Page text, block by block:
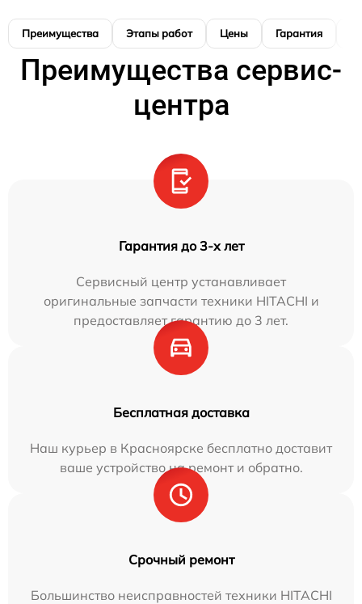
Преимущества Этапы работ Цены Гарантия
Преимущества сервис-
центра
Гарантия до 3-х лет
Сервисный центр устанавливает
оригинальные запчасти техники HITACHI и
предоставляет гарантию до 3 лет.
Бесплатная доставка
Наш курьер в Красноярске бесплатно доставит
ваше устройство на ремонт и обратно.
Срочный ремонт
Большинство неисправностей техники HITACHI